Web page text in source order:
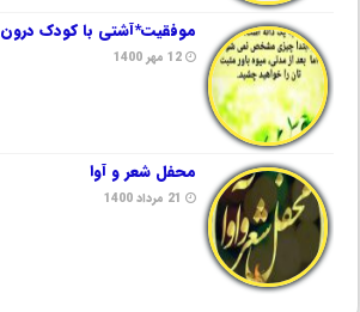
موفقیت*آشتی با کودک درون
12 مهر 1400
محفل شعر و آوا
21 مرداد 1400